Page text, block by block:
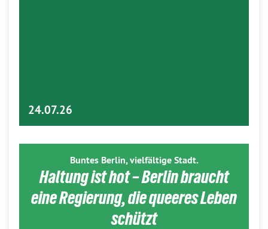
24.07.26
Buntes Berlin, vielfältige Stadt.
Haltung ist hot – Berlin braucht
eine Regierung, die queeres Leben
schützt